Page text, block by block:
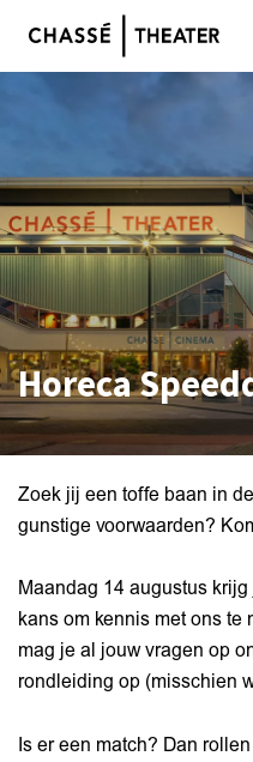
Horeca
Zoek jij een toffe baan in
gunstige voorwaarden?
Maandag 14 augustus
kans om kennis met ons
mag je al jouw vragen op
rondleiding op (misschien
Is er een match? Dan